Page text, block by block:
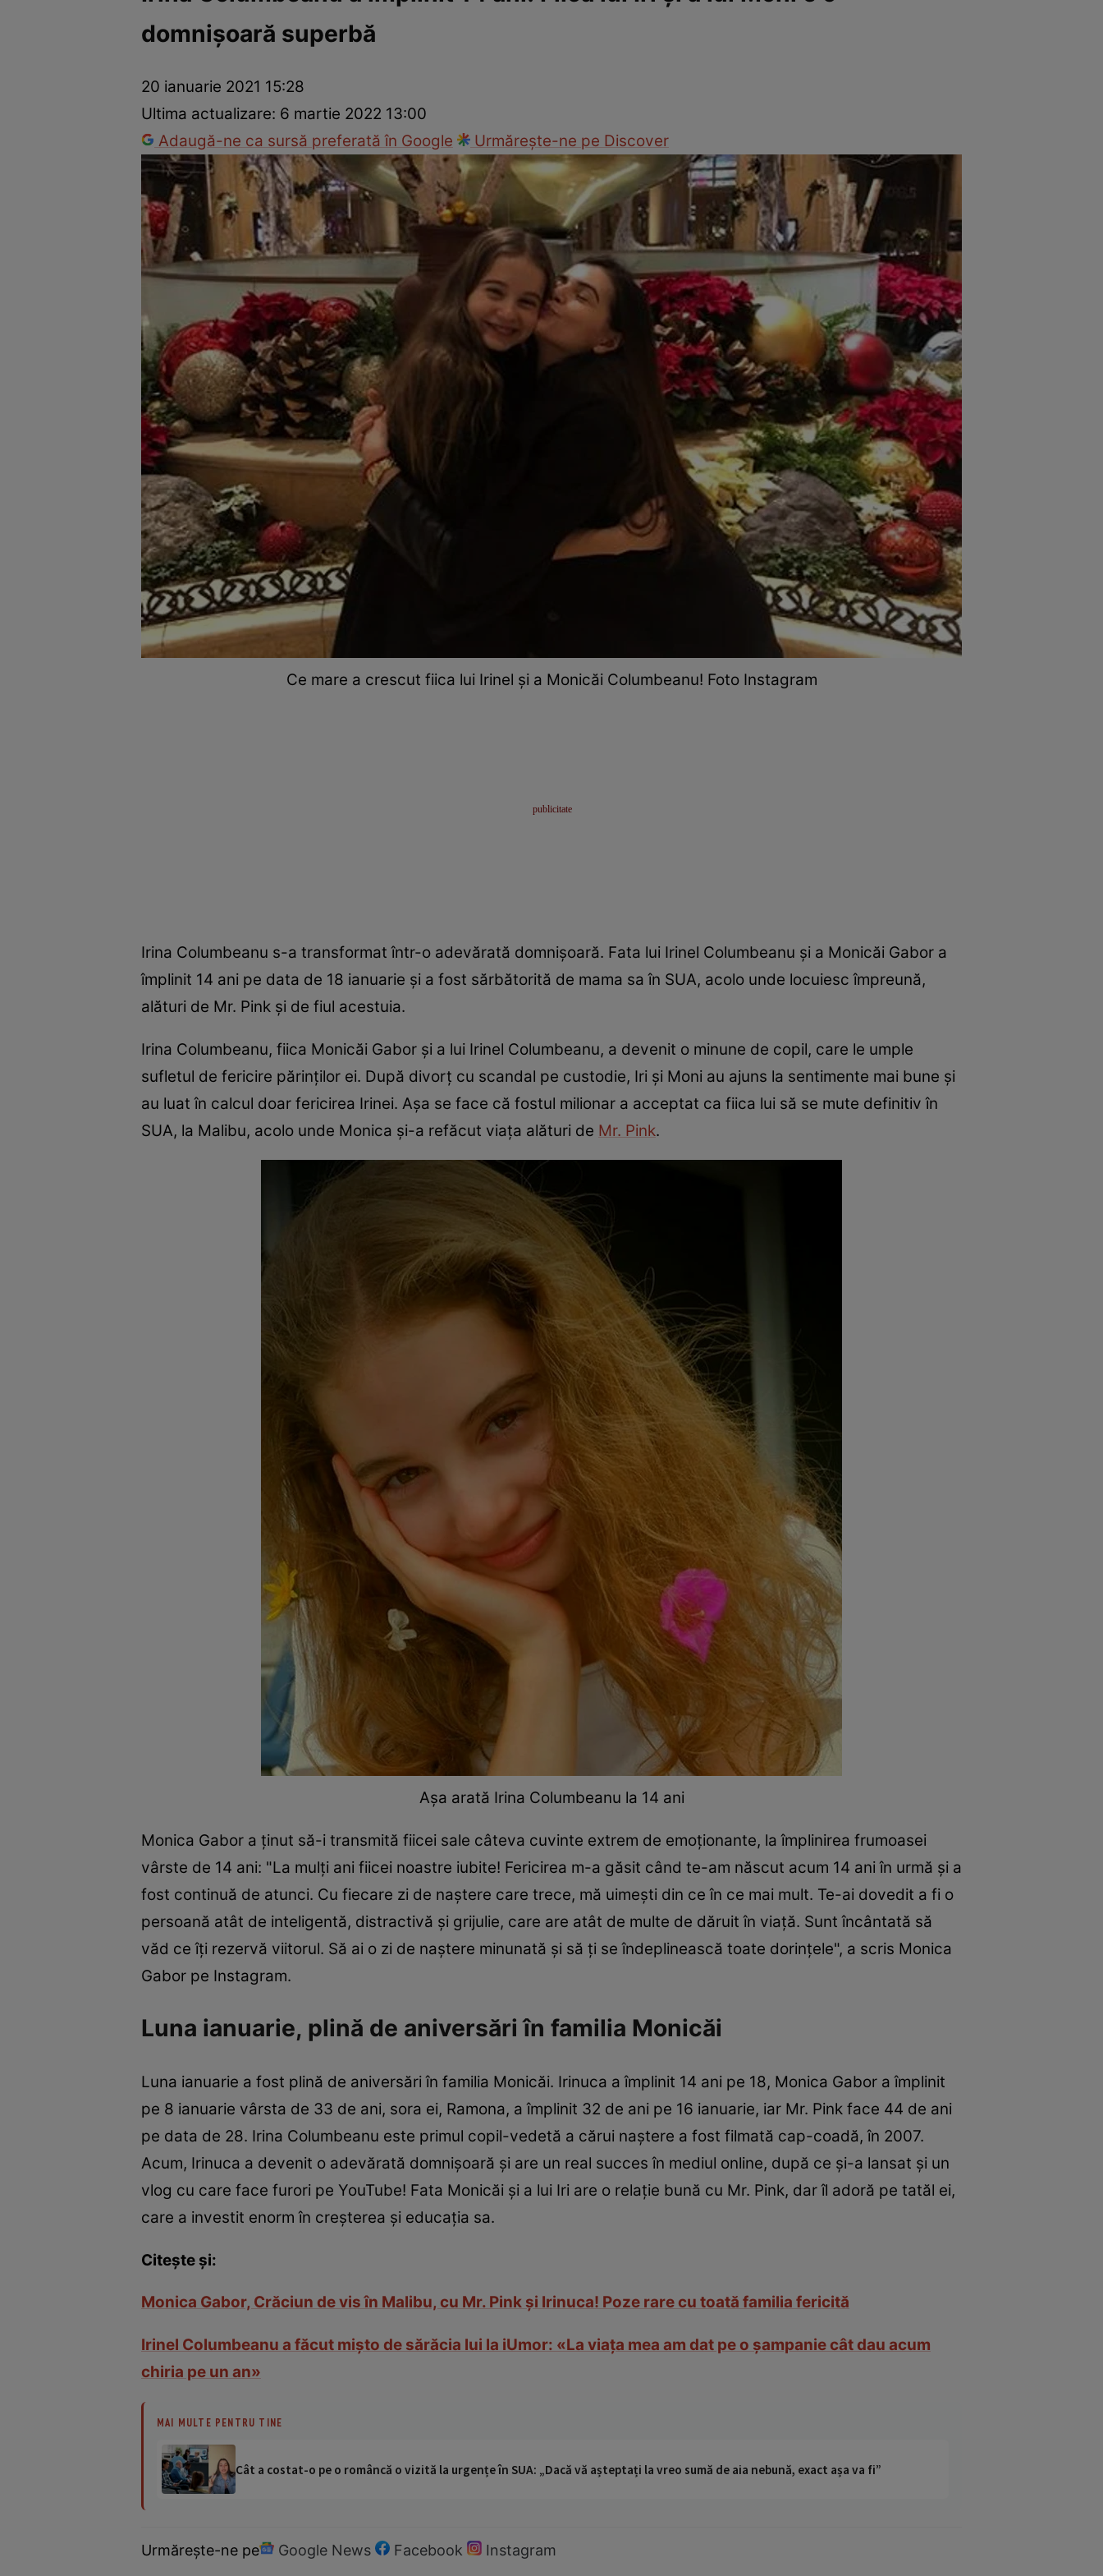
Vedete internaționaleVedete româneștiInterviurile Click!
domnișoară superbă
20 ianuarie 2021 15:28
Ultima actualizare: 6 martie 2022 13:00
Adaugă-ne ca sursă preferată în Google
Urmărește-ne pe Discover
Ce mare a crescut fiica lui Irinel și a Monicăi Columbeanu! Foto Instagram
Irina Columbeanu s-a transformat într-o adevărată domnișoară. Fata lui Irinel Columbeanu și a Monicăi Gabor a
împlinit 14 ani pe data de 18 ianuarie și a fost sărbătorită de mama sa în SUA, acolo unde locuiesc împreună,
alături de Mr. Pink și de fiul acestuia.
Irina Columbeanu, fiica Monicăi Gabor și a lui Irinel Columbeanu, a devenit o minune de copil, care le umple
sufletul de fericire părinților ei. După divorț cu scandal pe custodie, Iri și Moni au ajuns la sentimente mai bune și
au luat în calcul doar fericirea Irinei. Așa se face că fostul milionar a acceptat ca fiica lui să se mute definitiv în
SUA, la Malibu, acolo unde Monica și-a refăcut viața alături de Mr. Pink.
Așa arată Irina Columbeanu la 14 ani
Monica Gabor a ținut să-i transmită fiicei sale câteva cuvinte extrem de emoționante, la împlinirea frumoasei
vârste de 14 ani: "La mulți ani fiicei noastre iubite! Fericirea m-a găsit când te-am născut acum 14 ani în urmă și a
fost continuă de atunci. Cu fiecare zi de naștere care trece, mă uimești din ce în ce mai mult. Te-ai dovedit a fi o
persoană atât de inteligentă, distractivă și grijulie, care are atât de multe de dăruit în viață. Sunt încântată să
văd ce îți rezervă viitorul. Să ai o zi de naștere minunată și să ți se îndeplinească toate dorințele", a scris Monica
Gabor pe Instagram.
Luna ianuarie, plină de aniversări în familia Monicăi
Luna ianuarie a fost plină de aniversări în familia Monicăi. Irinuca a împlinit 14 ani pe 18, Monica Gabor a împlinit
pe 8 ianuarie vârsta de 33 de ani, sora ei, Ramona, a împlinit 32 de ani pe 16 ianuarie, iar Mr. Pink face 44 de ani
pe data de 28. Irina Columbeanu este primul copil-vedetă a cărui naștere a fost filmată cap-coadă, în 2007.
Acum, Irinuca a devenit o adevărată domnișoară și are un real succes în mediul online, după ce și-a lansat și un
vlog cu care face furori pe YouTube! Fata Monicăi și a lui Iri are o relație bună cu Mr. Pink, dar îl adoră pe tatăl ei,
care a investit enorm în creșterea și educația sa.
Citește și:
Monica Gabor, Crăciun de vis în Malibu, cu Mr. Pink și Irinuca! Poze rare cu toată familia fericită
Irinel Columbeanu a făcut mișto de sărăcia lui la iUmor: «La viața mea am dat pe o șampanie cât dau acum
chiria pe un an»
MAI MULTE PENTRU TINE
Cât a costat-o pe o româncă o vizită la urgențe în SUA: „Dacă vă așteptați la vreo sumă de aia nebună, exact așa va fi”
Urmărește-ne pe Google News Facebook Instagram